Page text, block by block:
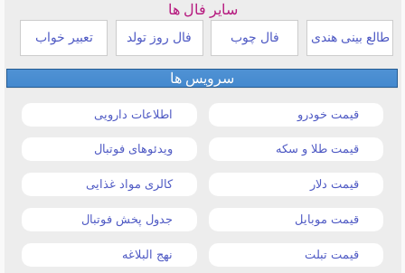
سایر فال ها
طالع بینی هندی فال چوب فال روز تولد تعبیر خواب
سرویس ها
قیمت خودرو اطلاعات دارویی
قیمت طلا و سکه ویدئوهای فوتبال
قیمت دلار کالری مواد غذایی
قیمت موبایل جدول پخش فوتبال
قیمت تبلت نهج البلاغه